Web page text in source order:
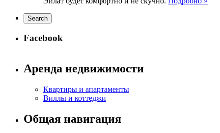
Facebook
Аренда недвижимости
Квартиры и апартаменты
Виллы и коттеджи
Общая навигация